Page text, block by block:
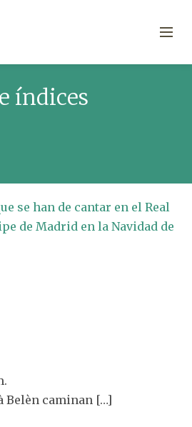
índices
se han de cantar en el Real
de Madrid en la Navidad de
Belèn caminan […]